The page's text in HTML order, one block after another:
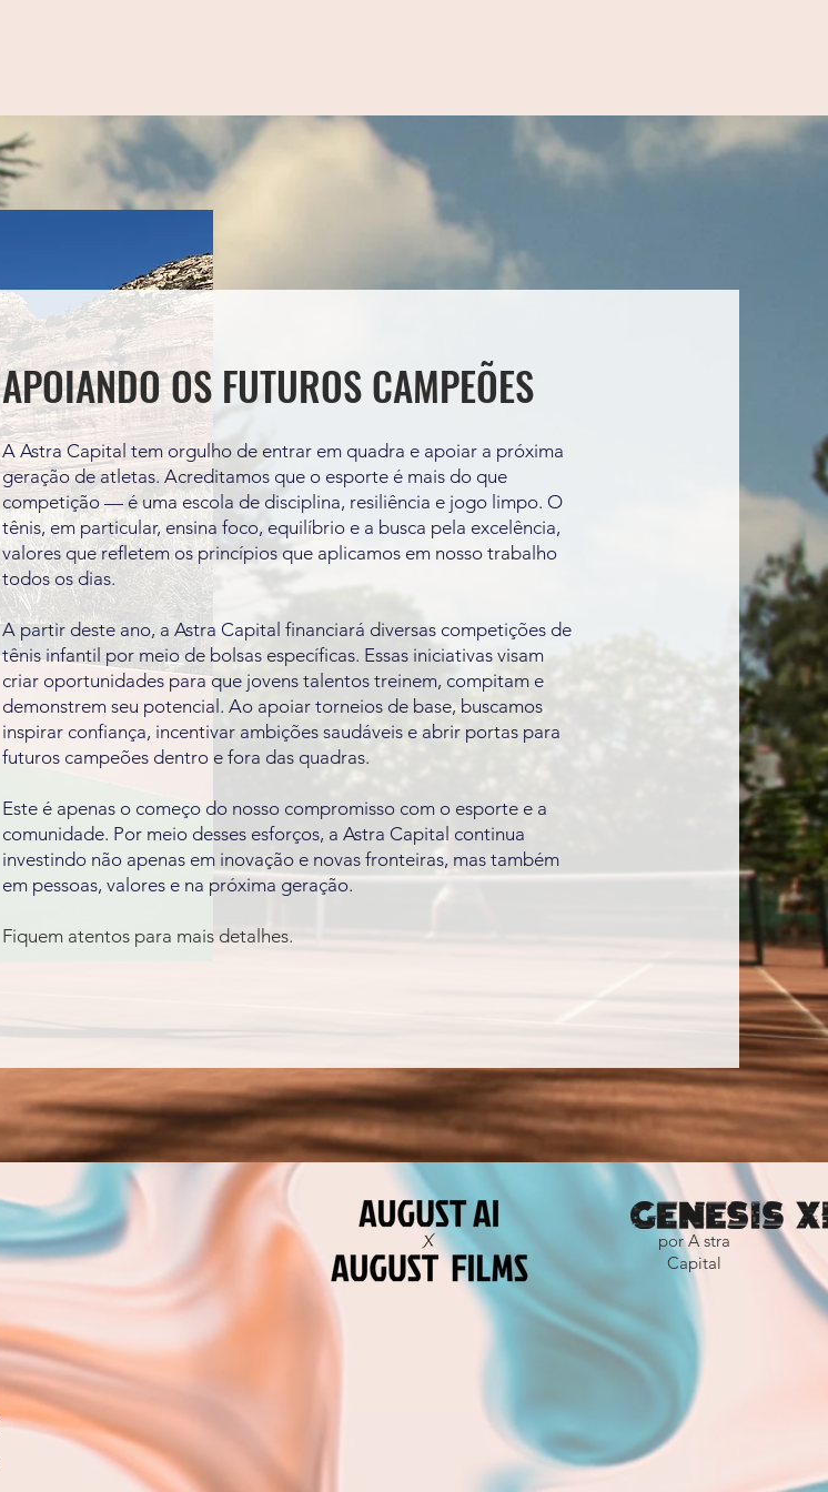
APOIANDO OS FUTUROS CAMPEÕES
A Astra Capital tem orgulho de entrar em quadra e apoiar a próxima
geração de atletas. Acreditamos que o esporte é mais do que
competição — é uma escola de disciplina, resiliência e jogo limpo. O
tênis, em particular, ensina foco, equilíbrio e a busca pela excelência,
valores que refletem os princípios que aplicamos em nosso trabalho
todos os dias.
A partir deste ano, a Astra Capital financiará diversas competições de
tênis infantil por meio de bolsas específicas. Essas iniciativas visam
criar oportunidades para que jovens talentos treinem, compitam e
demonstrem seu potencial. Ao apoiar torneios de base, buscamos
inspirar confiança, incentivar ambições saudáveis e abrir portas para
futuros campeões dentro e fora das quadras.
Este é apenas o começo do nosso compromisso com o esporte e a
comunidade. Por meio desses esforços, a Astra Capital continua
investindo não apenas em inovação e novas fronteiras, mas também
em pessoas, valores e na próxima geração.
Fiquem atentos para mais detalhes.
por A stra
Capital